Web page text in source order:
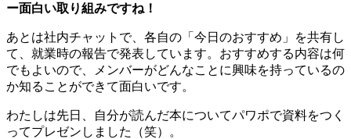
ー面白い取り組みですね！
あとは社内チャットで、各自の「今日のおすすめ」を共有し
て、就業時の報告で発表しています。おすすめする内容は何
でもよいので、メンバーがどんなことに興味を持っているの
か知ることができて面白いです。
わたしは先日、自分が読んだ本についてパワポで資料をつく
ってプレゼンしました（笑）。